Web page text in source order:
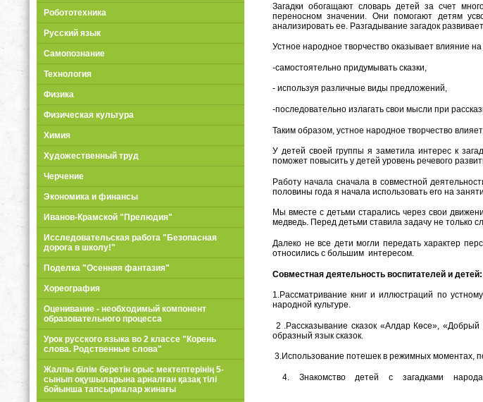
Робототехника
Русский язык
Самопознание
Технология
Физика
Физическая культура
Химия
Художественный труд
Черчение
Экономика и финансы
Иванов-Крамской "Прелюдия"
Исследовательская работа "Безопасная
дорога в школу!"
Поделка "Осенняя фантазия"
Хореография
Оценивание - необходимый компонент
образовательного процесса
Урок русского языка во 2 классе "Корень
слова. Родственные слова"
Жалпы білім беретін орыс мектептерінің 5-
сынып оқушыларына арналған қазақ тілі
бойынша тапсырмалар жинағы
Загадки обогащают словарь детей за счет
переносном значении. Они помогают детям
анализировать ее. Разгадывание загадок
Устное народное творчество оказывает влияние
-самостоятельно придумывать сказки,
- используя различные виды предложений,
-последовательно излагать свои мысли при
Таким образом, устное народное творчество
У детей своей группы я заметила интерес к
поможет повысить у детей уровень речевого
Работу начала сначала в совместной
половины года я начала использовать его на
Мы вместе с детьми старались через свои
медведь. Перед детьми ставила задачу не только
Далеко не все дети могли передать характер
относились с большим интересом.
Совместная деятельность воспитателей и детей:
1.Рассматривание книг и иллюстраций по
народной культуре.
2 .Рассказывание сказок «Алдар Кѳсе»,
образный язык сказок.
3.Использование потешек в режимных моментах,
4. Знакомство детей с загадками